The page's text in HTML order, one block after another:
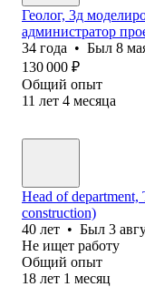
Геолог, 3д
администратор
34 года • Был 8
130 000 ₽
Общий опыт
11 лет 4 месяца
Head of department,
construction)
40 лет • Был 3
Не ищет работу
Общий опыт
18 лет 1 месяц